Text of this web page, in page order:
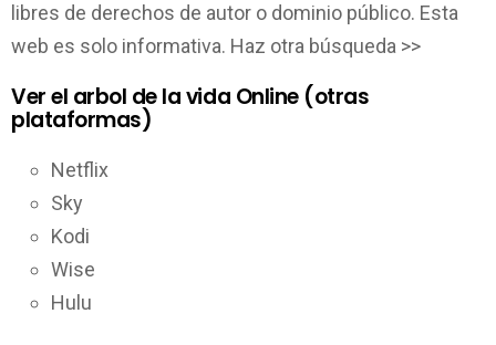
libres de derechos de autor o dominio público. Esta
web es solo informativa. Haz otra búsqueda >>
Ver el arbol de la vida Online (otras
plataformas)
Netflix
Sky
Kodi
Wise
Hulu